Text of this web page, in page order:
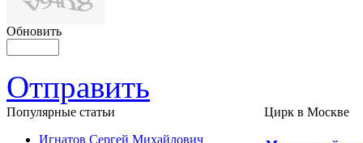
Обновить
Отправить
Популярные cтатьи
Игнатов Сергей Михайлович
Цирк в Москве